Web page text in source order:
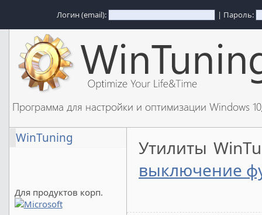
Логин (email): | Пароль:
Программа для настройки и оптимизации Windows
WinTuning
Для продуктов корп.
Утилиты
выключение